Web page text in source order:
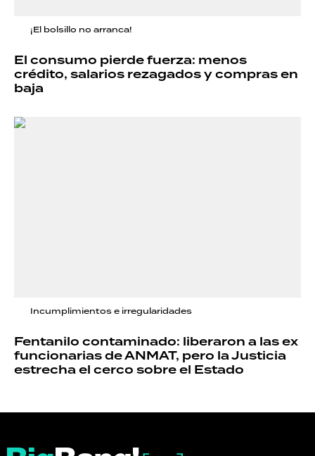
¡El bolsillo no arranca!
El consumo pierde fuerza: menos
crédito, salarios rezagados y compras en
baja
Incumplimientos e irregularidades
Fentanilo contaminado: liberaron a las ex
funcionarias de ANMAT, pero la Justicia
estrecha el cerco sobre el Estado